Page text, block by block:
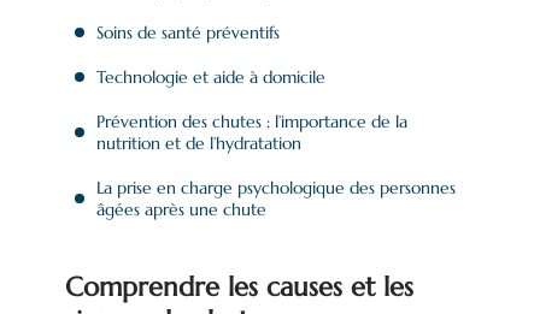
Soins de santé préventifs
Technologie et aide à domicile
Prévention des chutes : l’importance de la
nutrition et de l’hydratation
La prise en charge psychologique des personnes
âgées après une chute
Comprendre les causes et les